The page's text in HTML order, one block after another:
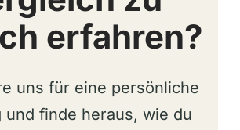
erfahren?
uns für eine persönliche
und finde heraus, wie du